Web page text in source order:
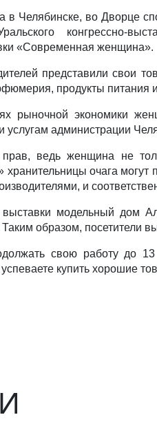
в Челябинске, во Дворце
конгрессно-
«Современная женщина».
представили свои
продукты питания
рыночной экономики
услугам администрации
ведь женщина не
очага могут
и
модельный дом
образом, посетители
свою работу до
купить хорошие